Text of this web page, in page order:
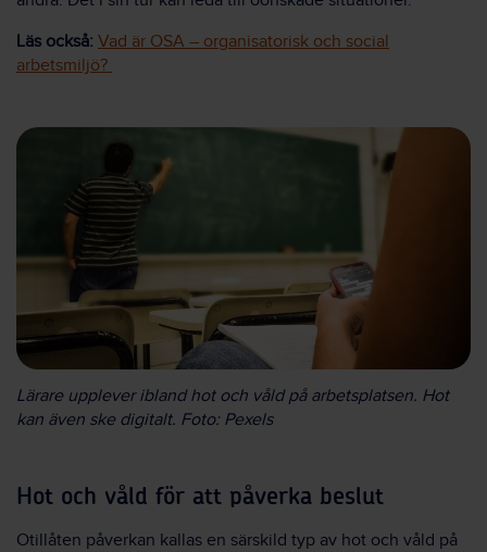
Läs också: Vad är OSA – organisatorisk och social
arbetsmiljö?
Lärare upplever ibland hot och våld på arbetsplatsen. Hot
kan även ske digitalt. Foto: Pexels
Hot och våld för att påverka beslut
Otillåten påverkan kallas en särskild typ av hot och våld på